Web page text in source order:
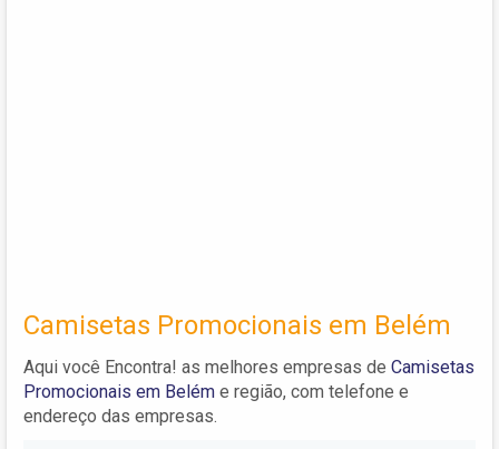
Camisetas Promocionais em Belém
Aqui você Encontra! as melhores empresas de Camisetas
Promocionais em Belém e região, com telefone e
endereço das empresas.